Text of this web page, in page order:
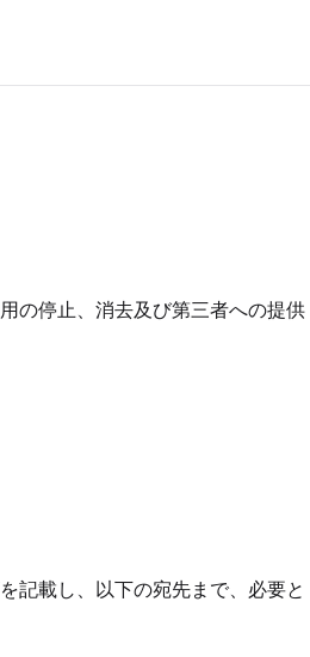
の停止、消去及び第三者への提供
記載し、以下の宛先まで、必要と